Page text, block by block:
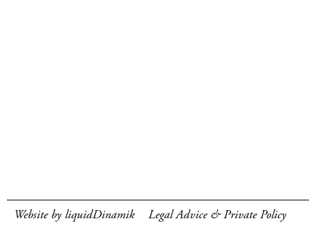
Website by liquidDinamik Legal Advice & Private Policy